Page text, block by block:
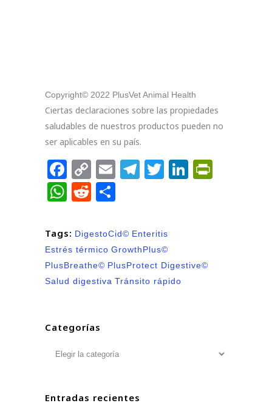
Copyright© 2022 PlusVet Animal Health
Ciertas declaraciones sobre las propiedades
saludables de nuestros productos pueden no
ser aplicables en su país.
Facebook
Copy
Link
EmailTelegram
TwitterLinkedIn
WhatsApp
Reddit
Tags: DigestoCid© Enteritis
Estrés térmico GrowthPlus©
PlusBreathe© PlusProtect Digestive©
Salud digestiva Tránsito rápido
Categorías
Categorías
Entradas recientes